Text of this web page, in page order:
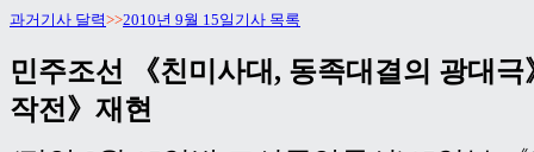
과거기사 달력>>2010년 9월 15일기사 목록
민주조선 《친미사대, 동족대결의 광대
작전》재현